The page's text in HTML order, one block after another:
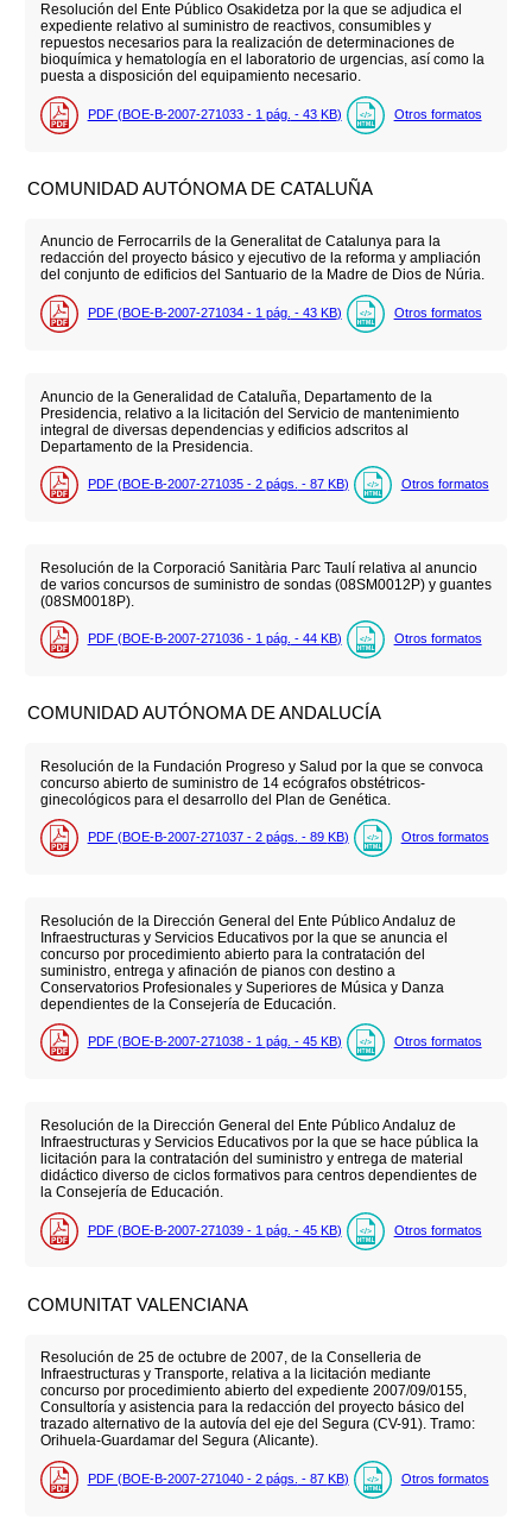
Resolución del Ente Público Osakidetza por la que se adjudica el
expediente relativo al suministro de reactivos, consumibles y
repuestos necesarios para la realización de determinaciones de
bioquímica y hematología en el laboratorio de urgencias, así como la
puesta a disposición del equipamiento necesario.
PDF (BOE-B-2007-271033 - 1 pág. - 43 KB) Otros formatos
COMUNIDAD AUTÓNOMA DE CATALUÑA
Anuncio de Ferrocarrils de la Generalitat de Catalunya para la
redacción del proyecto básico y ejecutivo de la reforma y ampliación
del conjunto de edificios del Santuario de la Madre de Dios de Núria.
PDF (BOE-B-2007-271034 - 1 pág. - 43 KB) Otros formatos
Anuncio de la Generalidad de Cataluña, Departamento de la
Presidencia, relativo a la licitación del Servicio de mantenimiento
integral de diversas dependencias y edificios adscritos al
Departamento de la Presidencia.
PDF (BOE-B-2007-271035 - 2 págs. - 87 KB) Otros formatos
Resolución de la Corporació Sanitària Parc Taulí relativa al anuncio
de varios concursos de suministro de sondas (08SM0012P) y guantes
(08SM0018P).
PDF (BOE-B-2007-271036 - 1 pág. - 44 KB) Otros formatos
COMUNIDAD AUTÓNOMA DE ANDALUCÍA
Resolución de la Fundación Progreso y Salud por la que se convoca
concurso abierto de suministro de 14 ecógrafos obstétricos-
ginecológicos para el desarrollo del Plan de Genética.
PDF (BOE-B-2007-271037 - 2 págs. - 89 KB) Otros formatos
Resolución de la Dirección General del Ente Público Andaluz de
Infraestructuras y Servicios Educativos por la que se anuncia el
concurso por procedimiento abierto para la contratación del
suministro, entrega y afinación de pianos con destino a
Conservatorios Profesionales y Superiores de Música y Danza
dependientes de la Consejería de Educación.
PDF (BOE-B-2007-271038 - 1 pág. - 45 KB) Otros formatos
Resolución de la Dirección General del Ente Público Andaluz de
Infraestructuras y Servicios Educativos por la que se hace pública la
licitación para la contratación del suministro y entrega de material
didáctico diverso de ciclos formativos para centros dependientes de
la Consejería de Educación.
PDF (BOE-B-2007-271039 - 1 pág. - 45 KB) Otros formatos
COMUNITAT VALENCIANA
Resolución de 25 de octubre de 2007, de la Conselleria de
Infraestructuras y Transporte, relativa a la licitación mediante
concurso por procedimiento abierto del expediente 2007/09/0155,
Consultoría y asistencia para la redacción del proyecto básico del
trazado alternativo de la autovía del eje del Segura (CV-91). Tramo:
Orihuela-Guardamar del Segura (Alicante).
PDF (BOE-B-2007-271040 - 2 págs. - 87 KB) Otros formatos